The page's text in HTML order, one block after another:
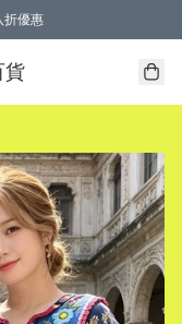
折優惠
貨